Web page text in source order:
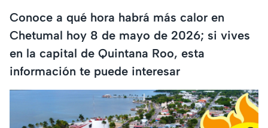
Conoce a qué hora habrá más calor en
Chetumal hoy 8 de mayo de 2026; si vives
en la capital de Quintana Roo, esta
información te puede interesar